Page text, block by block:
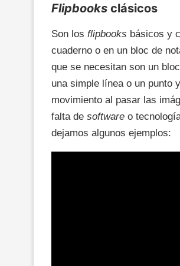
Flipbooks clásicos
Son los flipbooks básicos y
cuaderno o en un bloc de
que se necesitan son un
una simple línea o un punto
movimiento al pasar las
falta de software o
dejamos algunos ejemplos: